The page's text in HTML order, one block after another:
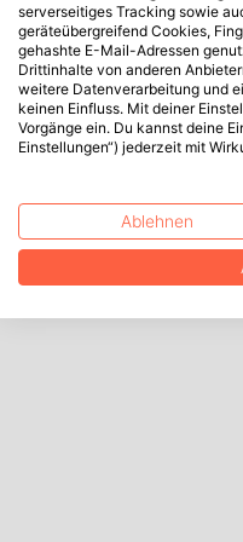
serverseitiges Tracking sowie
geräteübergreifend Cookies,
gehashte E-Mail-Adressen
Drittinhalte von anderen
weitere Datenverarbeitung und
keinen Einfluss. Mit deiner
Vorgänge ein. Du kannst deine
Einstellungen“) jederzeit mit
Ablehnen